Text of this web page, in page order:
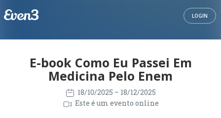
LOGIN
E-book Como Eu Passei Em
Medicina Pelo Enem
18/10/2025 – 18/12/2025
Este é um evento online